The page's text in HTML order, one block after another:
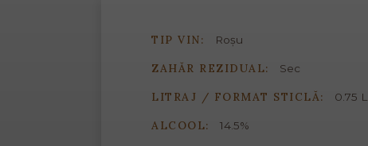
TIP VIN: Roșu
ZAHĂR REZIDUAL: Sec
LITRAJ / FORMAT STICLĂ: 0.75 L
ALCOOL: 14.5%